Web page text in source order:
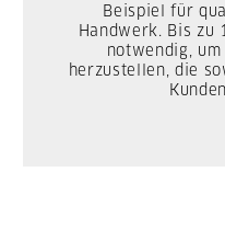
Beispiel für
Handwerk. Bis
notwendig,
herzustellen, die